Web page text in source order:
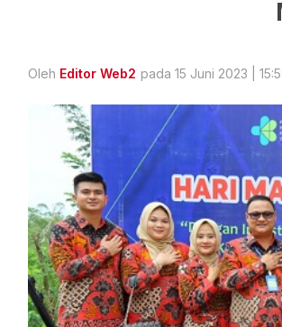
Oleh Editor Web2 pada 15 Juni 2023 |